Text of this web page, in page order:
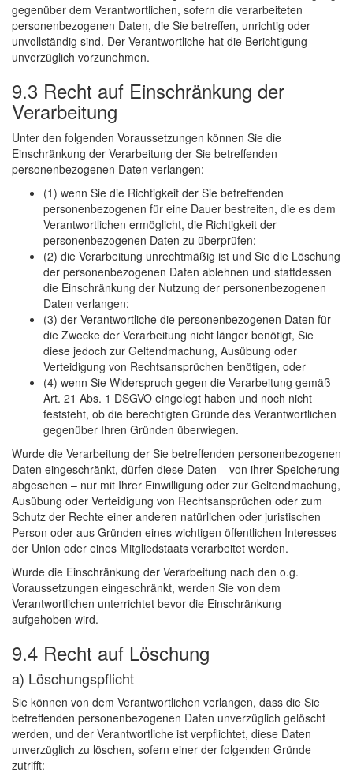
gegenüber dem Verantwortlichen, sofern die verarbeiteten
personenbezogenen Daten, die Sie betreffen, unrichtig oder
unvollständig sind. Der Verantwortliche hat die Berichtigung
unverzüglich vorzunehmen.
9.3 Recht auf Einschränkung der
Verarbeitung
Unter den folgenden Voraussetzungen können Sie die
Einschränkung der Verarbeitung der Sie betreffenden
personenbezogenen Daten verlangen:
(1) wenn Sie die Richtigkeit der Sie betreffenden
personenbezogenen für eine Dauer bestreiten, die es dem
Verantwortlichen ermöglicht, die Richtigkeit der
personenbezogenen Daten zu überprüfen;
(2) die Verarbeitung unrechtmäßig ist und Sie die Löschung
der personenbezogenen Daten ablehnen und stattdessen
die Einschränkung der Nutzung der personenbezogenen
Daten verlangen;
(3) der Verantwortliche die personenbezogenen Daten für
die Zwecke der Verarbeitung nicht länger benötigt, Sie
diese jedoch zur Geltendmachung, Ausübung oder
Verteidigung von Rechtsansprüchen benötigen, oder
(4) wenn Sie Widerspruch gegen die Verarbeitung gemäß
Art. 21 Abs. 1 DSGVO eingelegt haben und noch nicht
feststeht, ob die berechtigten Gründe des Verantwortlichen
gegenüber Ihren Gründen überwiegen.
Wurde die Verarbeitung der Sie betreffenden personenbezogenen
Daten eingeschränkt, dürfen diese Daten – von ihrer Speicherung
abgesehen – nur mit Ihrer Einwilligung oder zur Geltendmachung,
Ausübung oder Verteidigung von Rechtsansprüchen oder zum
Schutz der Rechte einer anderen natürlichen oder juristischen
Person oder aus Gründen eines wichtigen öffentlichen Interesses
der Union oder eines Mitgliedstaats verarbeitet werden.
Wurde die Einschränkung der Verarbeitung nach den o.g.
Voraussetzungen eingeschränkt, werden Sie von dem
Verantwortlichen unterrichtet bevor die Einschränkung
aufgehoben wird.
9.4 Recht auf Löschung
a) Löschungspflicht
Sie können von dem Verantwortlichen verlangen, dass die Sie
betreffenden personenbezogenen Daten unverzüglich gelöscht
werden, und der Verantwortliche ist verpflichtet, diese Daten
unverzüglich zu löschen, sofern einer der folgenden Gründe
zutrifft: